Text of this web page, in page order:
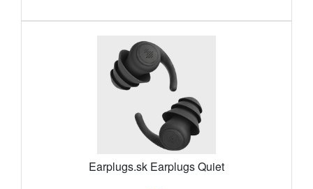
Earplugs.sk Earplugs Quiet